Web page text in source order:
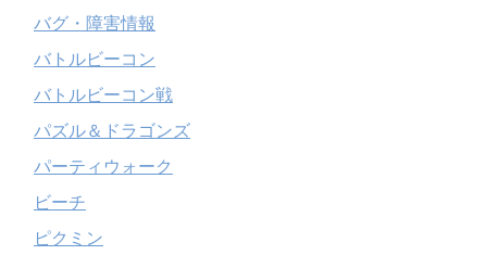
バグ・障害情報
バトルビーコン
バトルビーコン戦
パズル＆ドラゴンズ
パーティウォーク
ビーチ
ピクミン